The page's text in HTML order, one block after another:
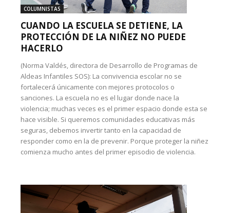
COLUMNISTAS
CUANDO LA ESCUELA SE DETIENE, LA
PROTECCIÓN DE LA NIÑEZ NO PUEDE
HACERLO
(Norma Valdés, directora de Desarrollo de Programas de
Aldeas Infantiles SOS): La convivencia escolar no se
fortalecerá únicamente con mejores protocolos o
sanciones. La escuela no es el lugar donde nace la
violencia; muchas veces es el primer espacio donde esta se
hace visible. Si queremos comunidades educativas más
seguras, debemos invertir tanto en la capacidad de
responder como en la de prevenir. Porque proteger la niñez
comienza mucho antes del primer episodio de violencia.